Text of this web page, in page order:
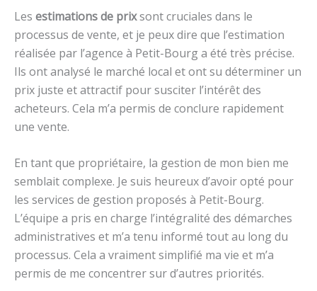
Les estimations de prixsont cruciales dans le
processus de vente, et je peux dire que l’estimation
réalisée par l’agence à Petit-Bourg a été très précise.
Ils ont analysé le marché local et ont su déterminer un
prix juste et attractif pour susciter l’intérêt des
acheteurs. Cela m’a permis de conclure rapidement
une vente.
En tant que propriétaire, la gestion de mon bien me
semblait complexe. Je suis heureux d’avoir opté pour
les services de gestion proposés à Petit-Bourg.
L’équipe a pris en charge l’intégralité des démarches
administratives et m’a tenu informé tout au long du
processus. Cela a vraiment simplifié ma vie et m’a
permis de me concentrer sur d’autres priorités.